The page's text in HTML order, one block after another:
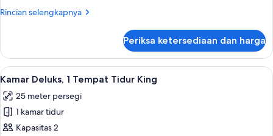
Tidur
Rincian selengkapnya
Rincian
Kamar
Premier,
1
Tidur
King
Periksa ketersediaan dan harga
Lihat
semua
foto
untuk
Kamar
Seprai premium, brankas, meja
5
Kamar Deluks, 1 Tempat Tidur King
25 meter persegi
1 kamar tidur
Kapasitas 2